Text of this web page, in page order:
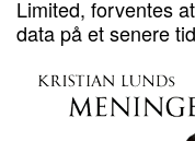
Limited, forventes
data på et senere